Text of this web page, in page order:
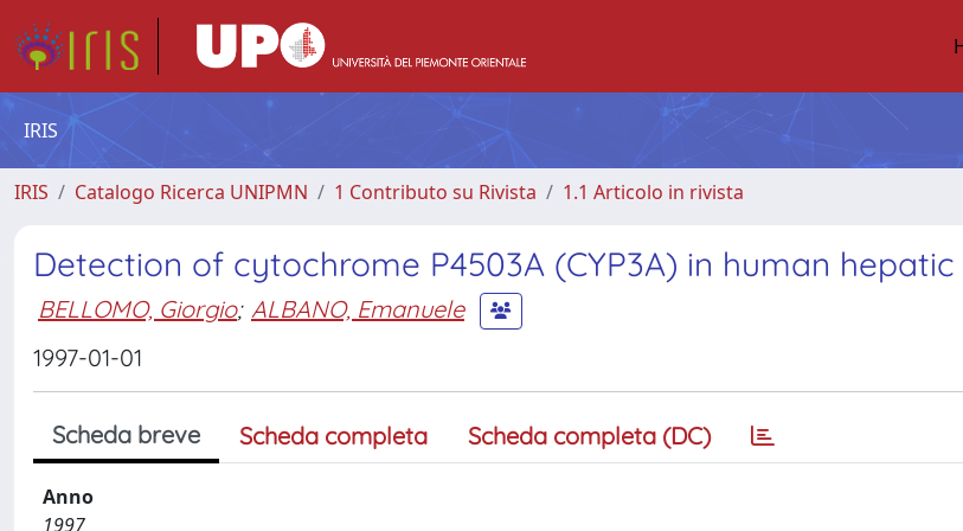
IRIS
IRIS Catalogo Ricerca UNIPMN 1 Contributo su Rivista 1.1 Articolo in rivista
Detection of cytochrome P4503A (CYP3A) in human hepatic
BELLOMO, Giorgio; ALBANO, Emanuele
1997-01-01
Scheda breve Scheda completa Scheda completa (DC)
Anno
1997